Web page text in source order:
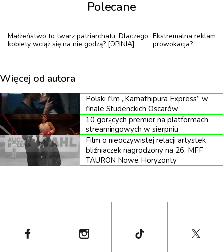
zawieszenia między autonomią a zależnością.
pokazy slajdów to filmy złożone ze zdjęć
mówi Nan Goldin
Jej pierwsze a zarazem najważniejsze dzieło dzieło,
„The Ballad of Sexual Dependency”, dokumentuje
Polecane
Małżeństwo to twarz patriarchatu. Dlaczego
kobiety wciąż się na nie godzą? [OPINIA]
Ekstremalna reklama
prowokacja?
Więcej od autora
Polski film „Kamathipura Express” w
finale Studenckich Oscarów
10 gorących premier na platformach
streamingowych w sierpniu
Film o nieoczywistej relacji artystek
bliźniaczek nagrodzony na 26. MFF
TAURON Nowe Horyzonty